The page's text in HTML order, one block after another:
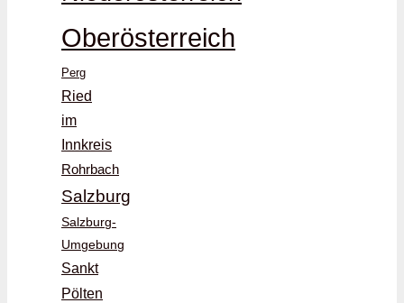
Oberösterreich
Perg
Ried
im
Innkreis
Rohrbach
Salzburg
Salzburg-
Umgebung
Sankt
Pölten